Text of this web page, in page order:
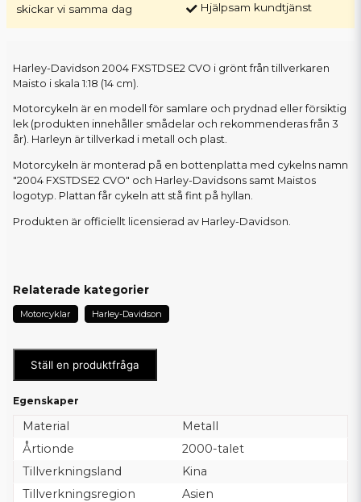
skickar vi samma dag
Hjälpsam kundtjänst
Harley-Davidson 2004 FXSTDSE2 CVO i grönt från tillverkaren
Maisto i skala 1:18 (14 cm).
Motorcykeln är en modell för samlare och prydnad eller försiktig
lek (produkten innehåller smådelar och rekommenderas från 3
år). Harleyn är tillverkad i metall och plast.
Motorcykeln är monterad på en bottenplatta med cykelns namn
"2004 FXSTDSE2 CVO" och Harley-Davidsons samt Maistos
logotyp. Plattan får cykeln att stå fint på hyllan.
Produkten är officiellt licensierad av Harley-Davidson.
Relaterade kategorier
Motorcyklar Harley-Davidson
Ställ en produktfråga
Egenskaper
Material
Metall
Årtionde
2000-talet
Tillverkningsland
Kina
Tillverkningsregion
Asien